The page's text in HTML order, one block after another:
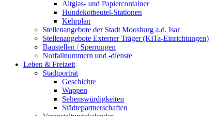
Altglas- und Papiercontainer
Hundekotbeutel-Stationen
Kehrplan
Stellenangebote der Stadt Moosburg a.d. Isar
Stellenangebote Externer Träger (KiTa-Einrichtungen)
Baustellen / Sperrungen
Notfallnummern und -dienste
Leben & Freizeit
Stadtporträt
Geschichte
Wappen
Sehenswürdigkeiten
Städtepartnerschaften